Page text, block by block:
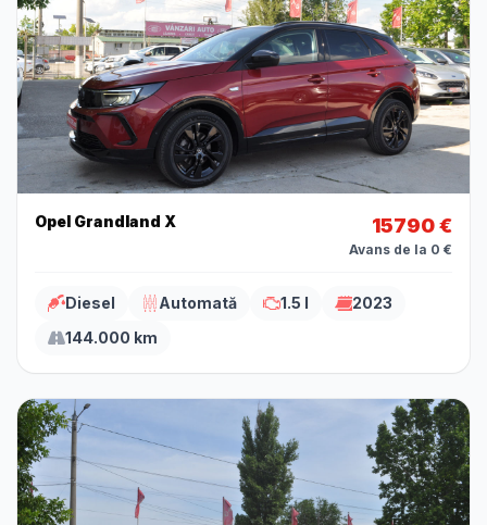
Opel Grandland X 15790 €
Avans de la 0 €
Diesel Automată 1.5 l
2023
144.000 km